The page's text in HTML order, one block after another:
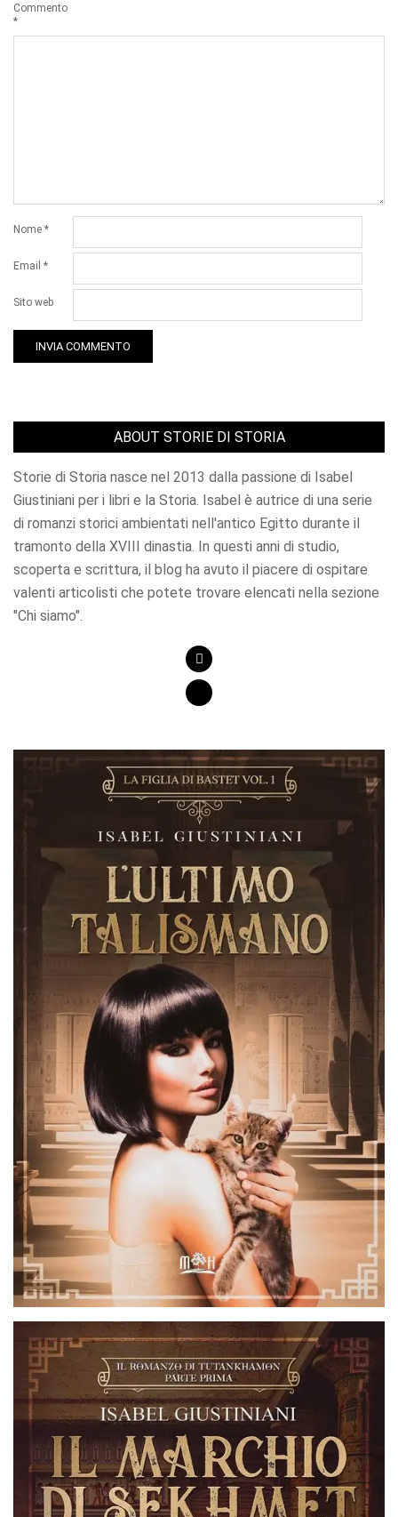
Commento
*
Nome *
Email *
Sito web
ABOUT STORIE DI STORIA
Storie di Storia nasce nel 2013 dalla passione di Isabel
Giustiniani per i libri e la Storia. Isabel è autrice di una serie
di romanzi storici ambientati nell'antico Egitto durante il
tramonto della XVIII dinastia. In questi anni di studio,
scoperta e scrittura, il blog ha avuto il piacere di ospitare
valenti articolisti che potete trovare elencati nella sezione
"Chi siamo".